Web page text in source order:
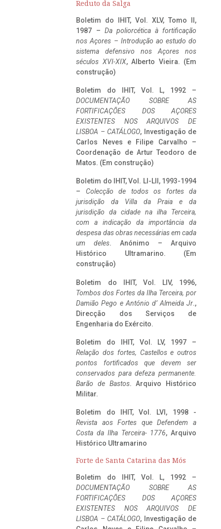
Reduto da Salga
Boletim do IHIT, Vol. XLV, Tomo II,
1987 – Da poliorcética à fortificação
nos Açores – Introdução ao estudo do
sistema defensivo nos Açores nos
séculos XVI-XIX, Alberto Vieira. (Em
construção)
Boletim do IHIT, Vol. L, 1992 –
DOCUMENTAÇÃO SOBRE AS
FORTIFICAÇÕES DOS AÇORES
EXISTENTES NOS ARQUIVOS DE
LISBOA – CATÁLOGO, Investigação de
Carlos Neves e Filipe Carvalho –
Coordenação de Artur Teodoro de
Matos. (Em construção)
Boletim do IHIT, Vol. LI-LII, 1993-1994
– Colecção de todos os fortes da
jurisdição da Villa da Praia e da
jurisdição da cidade na ilha Terceira,
com a indicação da importância da
despesa das obras necessárias em cada
um deles. Anónimo – Arquivo
Histórico Ultramarino. (Em
construção)
Boletim do IHIT, Vol. LIV, 1996,
Tombos dos Fortes da Ilha Terceira, por
Damião Pego e António d’ Almeida Jr.,
Direcção dos Serviços de
Engenharia do Exército.
Boletim do IHIT, Vol. LV, 1997 –
Relação dos fortes, Castellos e outros
pontos fortificados que devem ser
conservados para defeza permanente.
Barão de Bastos. Arquivo Histórico
Militar.
Boletim do IHIT, Vol. LVI, 1998 -
Revista aos Fortes que Defendem a
Costa da Ilha Terceira- 1776, Arquivo
Histórico Ultramarino
Forte de Santa Catarina das Mós
Boletim do IHIT, Vol. L, 1992 –
DOCUMENTAÇÃO SOBRE AS
FORTIFICAÇÕES DOS AÇORES
EXISTENTES NOS ARQUIVOS DE
LISBOA – CATÁLOGO, Investigação de